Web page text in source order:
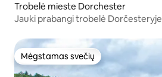
Trobelė mieste Dorchester
Jauki prabangi trobelė Dorčesteryje
Mėgstamas svečių
Mėgstamas svečių